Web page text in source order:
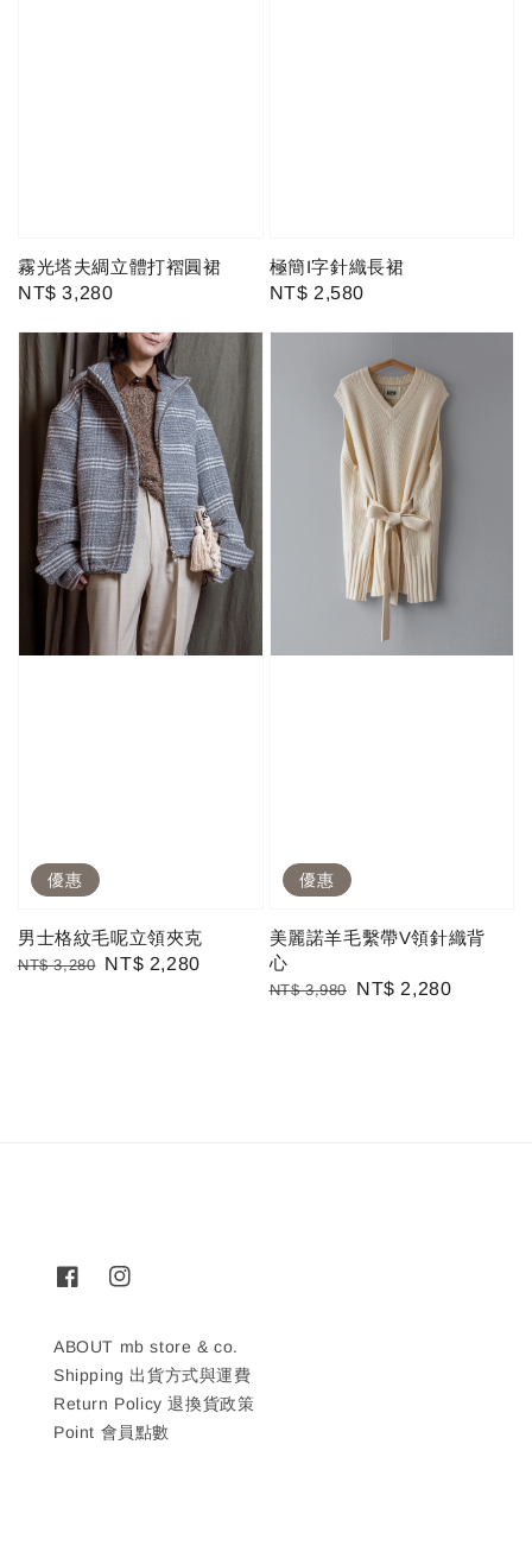
霧光塔夫綢立體打褶圓裙
Regular
NT$ 3,280
極簡I字針織長裙
Regular
NT$ 2,580
優惠
男士格紋毛呢立領夾克
Regular
NT$ 3,280 Sale
NT$ 2,280
優惠
美麗諾羊毛繫帶V領針織背
心
Regular
NT$ 3,980
Sale
NT$ 2,280
ABOUT mb store & co.
Shipping 出貨方式與運費
Return Policy 退換貨政策
Point 會員點數